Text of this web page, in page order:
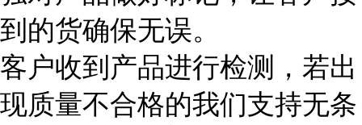
到的货确保无误。
客户收到产品进行检测，若出
现质量不合格的我们支持无条